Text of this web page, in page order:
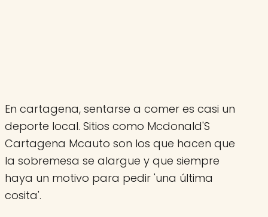
En cartagena, sentarse a comer es casi un
deporte local. Sitios como Mcdonald'S
Cartagena Mcauto son los que hacen que
la sobremesa se alargue y que siempre
haya un motivo para pedir 'una última
cosita'.